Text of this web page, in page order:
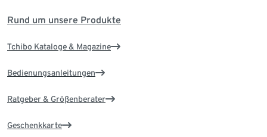
Rund um unsere Produkte
Tchibo Kataloge & Magazine
Bedienungsanleitungen
Ratgeber & Größenberater
Geschenkkarte